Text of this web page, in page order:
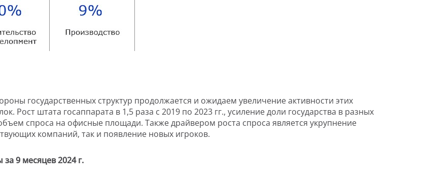
государственных структур продолжается и ожидаем увеличение активности этих
Рост штата госаппарата в 1,5 раза с 2019 по 2023 гг., усиление доли государства в разных
спроса на офисные площади. Также драйвером роста спроса является укрупнение
компаний, так и появление новых игроков.
9 месяцев 2024 г.